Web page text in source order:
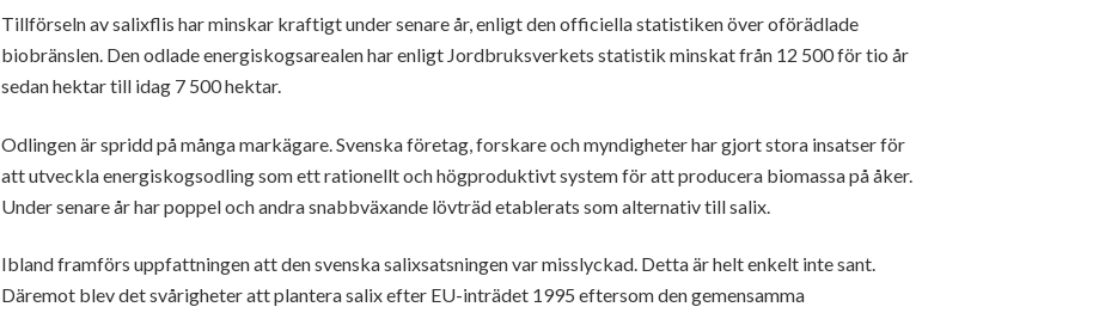
Tillförseln av salixflis har minskar kraftigt under senare år, enligt den officiella statistiken över oförädlade
biobränslen. Den odlade energiskogsarealen har enligt Jordbruksverkets statistik minskat från 12 500 för tio år
sedan hektar till idag 7 500 hektar.
Odlingen är spridd på många markägare. Svenska företag, forskare och myndigheter har gjort stora insatser för
att utveckla energiskogsodling som ett rationellt och högproduktivt system för att producera biomassa på åker.
Under senare år har poppel och andra snabbväxande lövträd etablerats som alternativ till salix.
Ibland framförs uppfattningen att den svenska salixsatsningen var misslyckad. Detta är helt enkelt inte sant.
Däremot blev det svårigheter att plantera salix efter EU-inträdet 1995 eftersom den gemensamma